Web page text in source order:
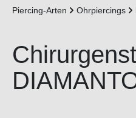
Piercing-Arten Ohrpiercings